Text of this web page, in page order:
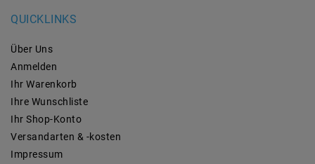
QUICKLINKS
Über Uns
Anmelden
Ihr Warenkorb
Ihre Wunschliste
Ihr Shop-Konto
Versandarten & -kosten
Impressum